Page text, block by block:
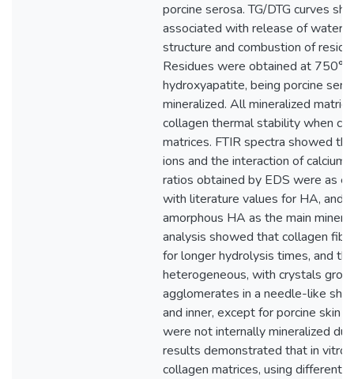
porcine serosa. TG/DTG curves
associated with release of water,
structure and combustion of
Residues were obtained at
hydroxyapatite, being porcine
mineralized. All mineralized
collagen thermal stability when
matrices. FTIR spectra showed
ions and the interaction of calcium
ratios obtained by EDS were as
with literature values for HA, and
amorphous HA as the main
analysis showed that collagen
for longer hydrolysis times, and
heterogeneous, with crystals
agglomerates in a needle-like
and inner, except for porcine skin
were not internally mineralized
results demonstrated that in vitro
collagen matrices, using different